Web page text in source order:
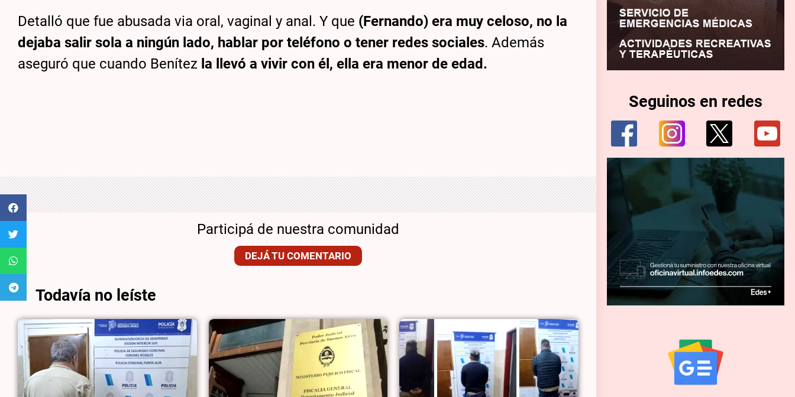
Detalló que fue abusada via oral, vaginal y anal. Y que (Fernando) era muy celoso, no la
dejaba salir sola a ningún lado, hablar por teléfono o tener redes sociales. Además
aseguró que cuando Benítez la llevó a vivir con él, ella era menor de edad.
Participá de nuestra comunidad
DEJÁ TU COMENTARIO
Todavía no leíste
Seguinos en redes